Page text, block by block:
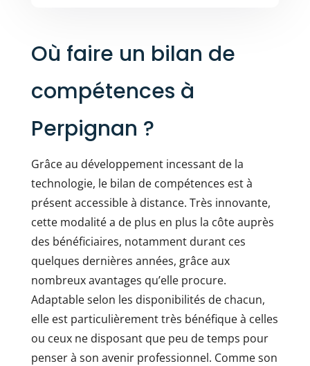
Où faire un bilan de
compétences à
Perpignan ?
Grâce au développement incessant de la
technologie, le bilan de compétences est à
présent accessible à distance. Très innovante,
cette modalité a de plus en plus la côte auprès
des bénéficiaires, notamment durant ces
quelques dernières années, grâce aux
nombreux avantages qu’elle procure.
Adaptable selon les disponibilités de chacun,
elle est particulièrement très bénéfique à celles
ou ceux ne disposant que peu de temps pour
penser à son avenir professionnel. Comme son